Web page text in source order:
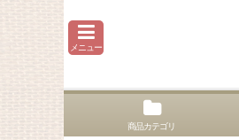
メニュー
商品カテゴリ